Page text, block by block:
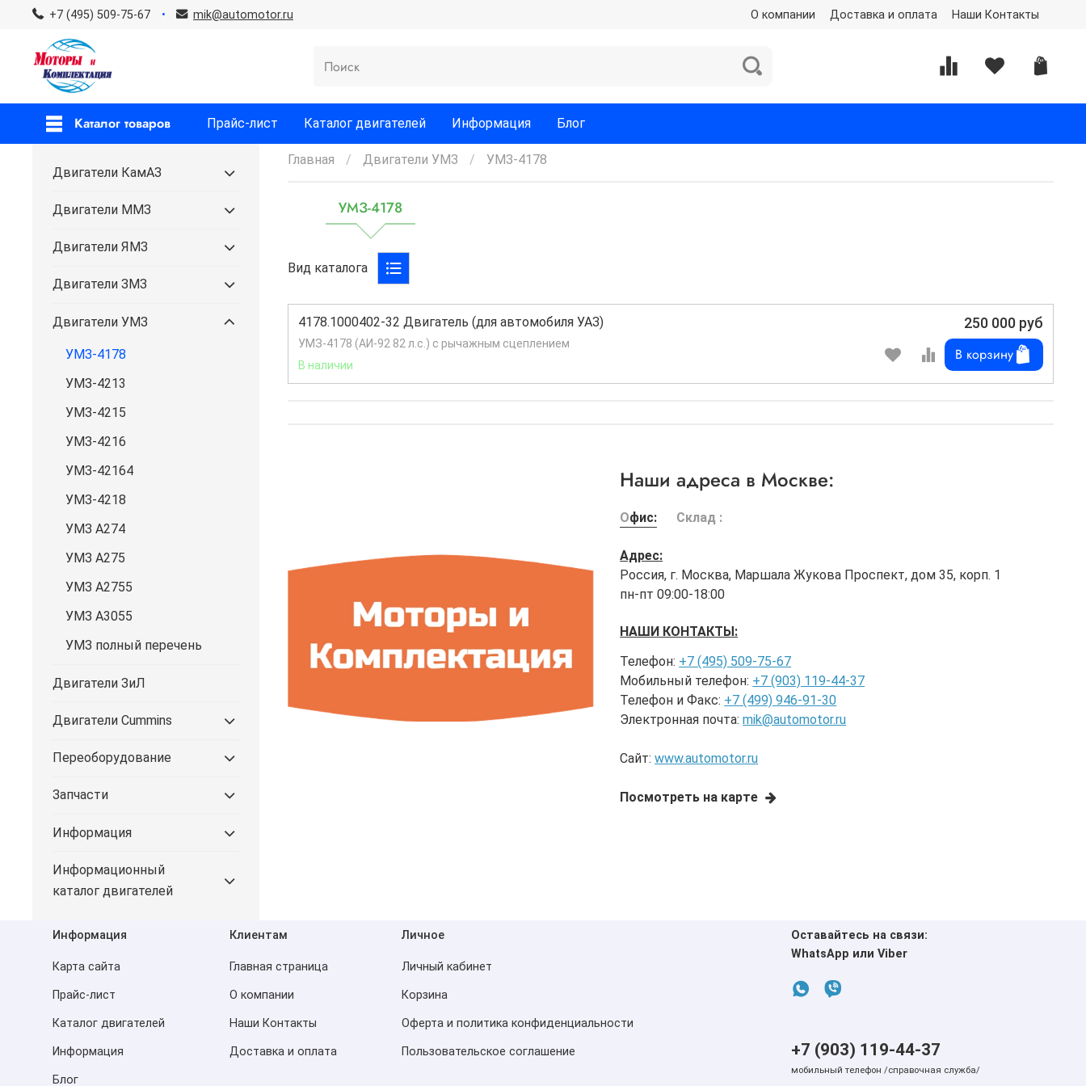
О компании Доставка и оплата Наши Контакты
+7 (495) 509-75-67 mik@automotor.ru
Каталог товаров Прайс-лист Каталог двигателей Информация Блог
Главная Двигатели УМЗ УМЗ-4178
УМЗ-4178
Вид каталога
4178.1000402-32 Двигатель (для автомобиля УАЗ)
УМЗ-4178 (АИ-92 82 л.с.) с рычажным сцеплением
В наличии
250 000 руб
В корзину
Наши адреса в Москве:
Офис: Склад :
Адрес:
Россия, г. Москва, Маршала Жукова Проспект, дом 35, корп. 1
пн-пт 09:00-18:00
НАШИ КОНТАКТЫ:
Телефон: +7 (495) 509-75-67
Мобильный телефон: +7 (903) 119-44-37
Телефон и Факс: +7 (499) 946-91-30
Электронная почта:mik@automotor.ru
Сайт:www.automotor.ru
Посмотреть на карте
Двигатели КамАЗ
Двигатели ММЗ
Двигатели ЯМЗ
Двигатели ЗМЗ
Двигатели УМЗ
УМЗ-4178
УМЗ-4213
УМЗ-4215
УМЗ-4216
УМЗ-42164
УМЗ-4218
УМЗ А274
УМЗ А275
УМЗ А2755
УМЗ А3055
УМЗ полный перечень
Двигатели ЗиЛ
Двигатели Cummins
Переоборудование
Запчасти
Информация
Информационный
каталог двигателей
Информация
Карта сайта
Прайс-лист
Каталог двигателей
Информация
Блог
Клиентам
Главная страница
О компании
Наши Контакты
Доставка и оплата
Личное
Личный кабинет
Корзина
Оферта и политика конфиденциальности
Пользовательское соглашение
Оставайтесь на связи:
WhatsApp или Viber
+7 (903) 119-44-37
мобильный телефон /справочная служба/